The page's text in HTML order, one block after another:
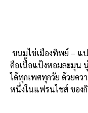
ขนมไข่เมืองทิพย์ – แ
คือเนื้อแป้งหอมละมุน
ได้ทุกเพศทุกวัย ด้วยคว
หนึ่งในแฟรนไชส์ ของ